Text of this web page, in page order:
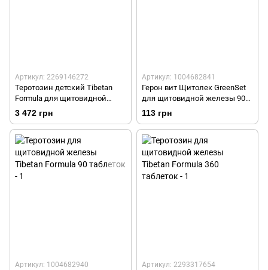
Артикул: 2269146272
Теротозин детский Tibetan
Formula для щитовидной
железы 720 капсул
3 472 грн
Артикул: 1004682841
Герон вит Щитолек GreenSet
для щитовидной железы 90
таблеток
113 грн
Артикул: 1004682940 Артикул: 2293317654